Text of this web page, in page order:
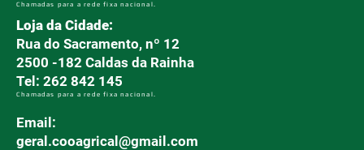
Chamadas para a rede fixa nacional.
Loja da Cidade:
Rua do Sacramento, nº 12
2500 -182 Caldas da Rainha
Tel: 262 842 145
Chamadas para a rede fixa nacional.
Email:
geral.cooagrical@gmail.com